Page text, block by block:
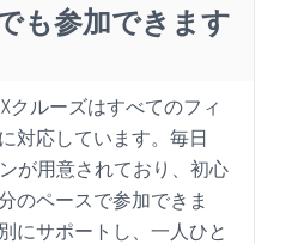
も参加できます
クルーズはすべてのフィ
対応しています。毎日
が用意されており、初心
のペースで参加できま
にサポートし、一人ひと